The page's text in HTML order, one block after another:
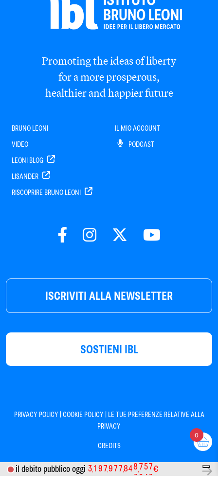
ISCRIVITI ALLA NEWSLETTER
SOSTIENI IBL
Promoting the ideas of liberty
for a more prosperous,
healthier and happier future
BRUNO LEONI
VIDEO
LEONI BLOG
LISANDER
RISCOPRIRE BRUNO LEONI
IL MIO ACCOUNT
PODCAST
PRIVACY POLICY |COOKIE POLICY | LE TUE PREFERENZE RELATIVE ALLA
PRIVACY
CREDITS
il debito pubblico oggi 31 97977848757€
0